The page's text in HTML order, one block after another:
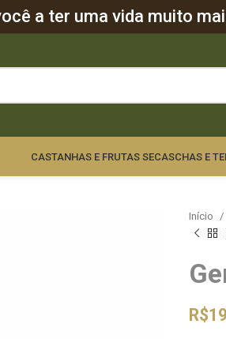
a ter uma vida muito
CASTANHAS E FRUTAS SECASCHAS E
Início
R$